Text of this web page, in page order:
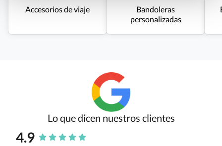
Accesorios de viaje
Bandoleras
personalizadas
Lo que dicen nuestros clientes
4.9